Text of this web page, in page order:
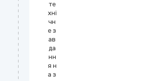
те
хні
чн
е з
ав
да
нн
я н
а з